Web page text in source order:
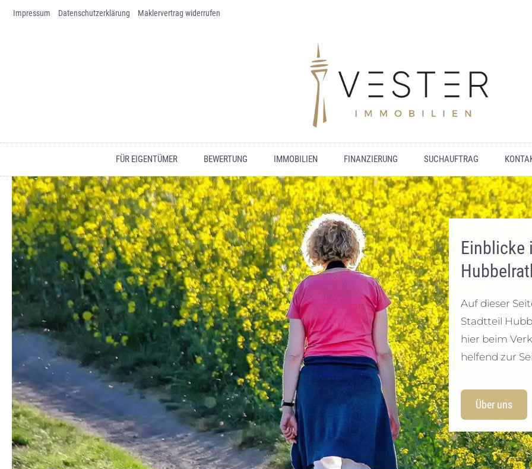
Skip to content
Impressum Datenschutz­erklärung Maklervertrag widerrufen
FÜR EIGENTÜMER BEWERTUNG IMMOBILIEN FINANZIERUNG SUCHAUFTRAG
Einblicke
Auf dieser
Stadtteil
hier beim
helfend zur
Über uns